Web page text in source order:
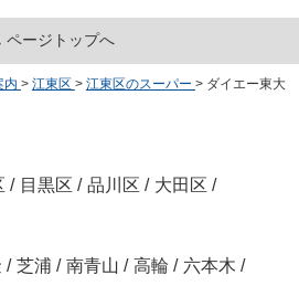
ページトップへ
内 > 江東区 > 江東区のスーパー > ダイエー東大
/ 目黒区 / 品川区 / 大田区 /
/ 芝浦 / 南青山 / 高輪 / 六本木 /